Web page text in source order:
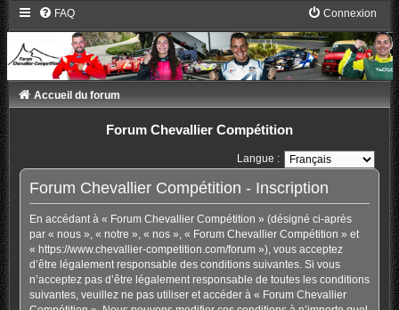
FAQ Connexion
Accueil du forum
Forum Chevallier Compétition
Langue :
Forum Chevallier Compétition - Inscription
En accédant à « Forum Chevallier Compétition » (désigné ci-après
par « nous », « notre », « nos », « Forum Chevallier Compétition » et
« https://www.chevallier-competition.com/forum »), vous acceptez
d’être légalement responsable des conditions suivantes. Si vous
n’acceptez pas d’être légalement responsable de toutes les conditions
suivantes, veuillez ne pas utiliser et accéder à « Forum Chevallier